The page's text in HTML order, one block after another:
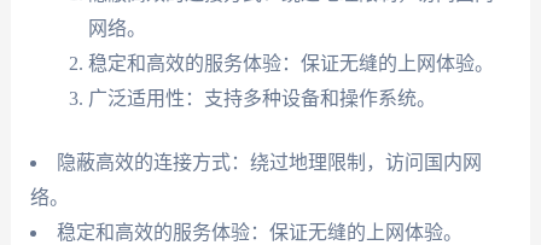
网络。
稳定和高效的服务体验：保证无缝的上网体验。
广泛适用性：支持多种设备和操作系统。
隐蔽高效的连接方式：绕过地理限制，访问国内网
络。
稳定和高效的服务体验：保证无缝的上网体验。